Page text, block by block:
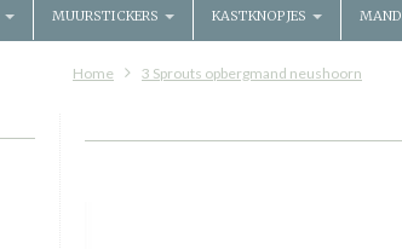
MUURSTICKERS KASTKNOPJES
Home 3 Sprouts opbergmand neushoorn